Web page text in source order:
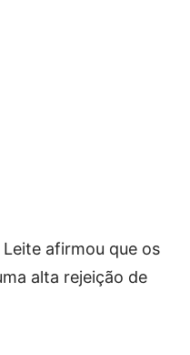
afirmou que os
alta rejeição de